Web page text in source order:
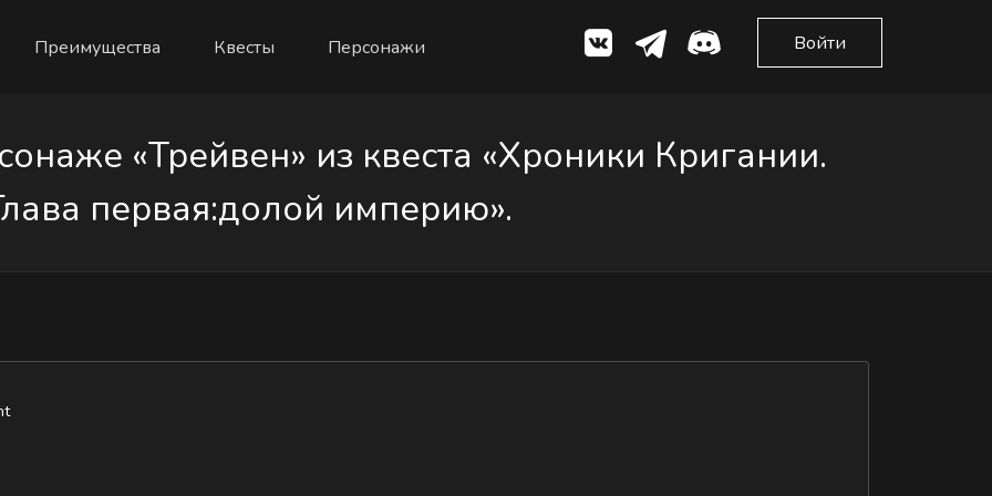
Преимущества Квесты Персонажи Войти
«Трейвен» из квеста «Хроники Кригании.
первая:долой империю».